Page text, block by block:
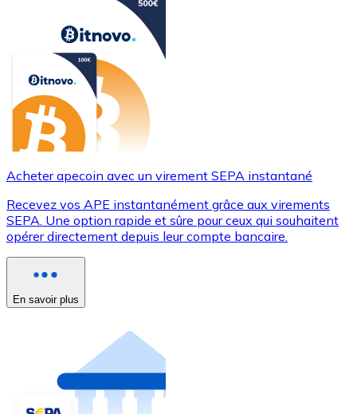
Acheter apecoin avec un virement SEPA instantané
Recevez vos APE instantanément grâce aux virements
SEPA. Une option rapide et sûre pour ceux qui souhaitent
opérer directement depuis leur compte bancaire.
En savoir plus